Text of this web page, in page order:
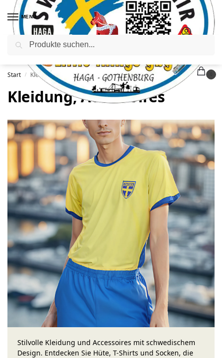
MENÜ
Start / Kleidung, Accessoires
Kleidung, Accessoires
Stilvolle Kleidung und Accessoires mit schwedischem
Design. Entdecken Sie Hüte, T-Shirts und Socken, die